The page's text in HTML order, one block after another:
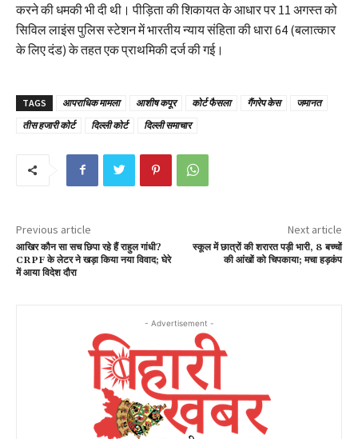
करने की धमकी भी दी थी। पीड़िता की शिकायत के आधार पर 11 अगस्त को
सिविल लाइंस पुलिस स्टेशन में भारतीय न्याय संहिता की धारा 64 (बलात्कार
के लिए दंड) के तहत एक प्राथमिकी दर्ज की गई।
TAGS आपराधिक मामला आशीष कपूर कोर्ट फैसला गैंगरेप केस
जमानत
तीस हजारी कोर्ट
दिल्ली कोर्ट दिल्ली समाचार
Previous article
आखिर कौन सा सच छिपा रहे हैं राहुल गांधी?
CRPF के लेटर ने खड़ा किया नया विवाद; घेरे
में आया विदेश दौरा
Next article
स्कूल में छात्रों की शरारत पड़ी भारी, 8 बच्चों
की आंखों को चिपकाया; मचा हड़कंप
- Advertisement -